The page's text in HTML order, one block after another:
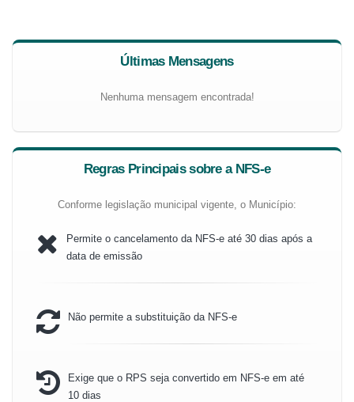
Últimas Mensagens
Nenhuma mensagem encontrada!
Regras Principais sobre a NFS-e
Conforme legislação municipal vigente, o Município:
Permite o cancelamento da NFS-e até 30 dias após a
data de emissão
Não permite a substituição da NFS-e
Exige que o RPS seja convertido em NFS-e em até
10 dias